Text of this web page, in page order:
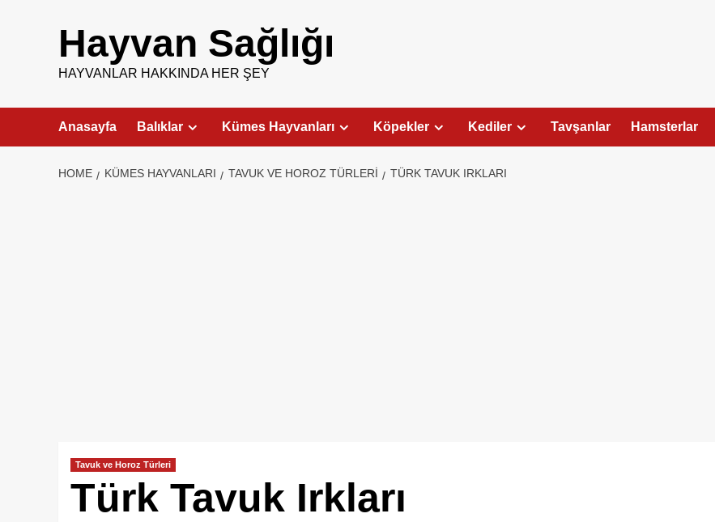
Hayvan Sağlığı
HAYVANLAR HAKKINDA HER ŞEY
Anasayfa Balıklar Kümes Hayvanları Köpekler Kediler Tavşanlar Hamsterlar
HOME KÜMES HAYVANLARI TAVUK VE HOROZ TÜRLERI TÜRK TAVUK IRKLARI
Tavuk ve Horoz Türleri
Türk Tavuk Irkları